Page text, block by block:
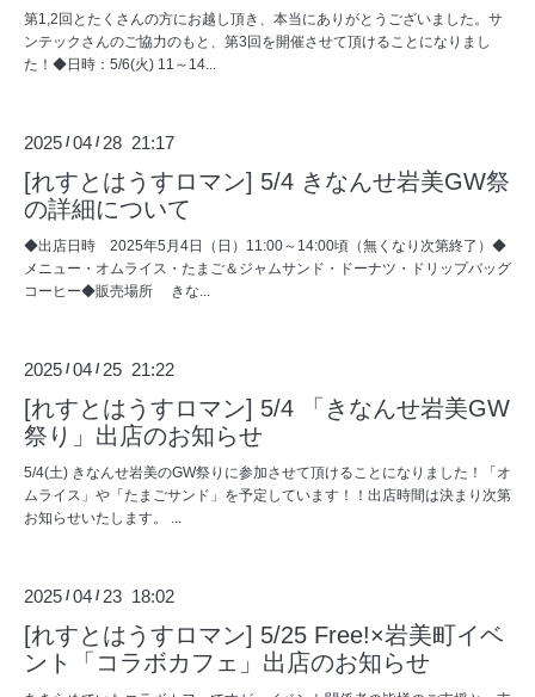
第1,2回とたくさんの方にお越し頂き、本当にありがとうございました。サ
ンテックさんのご協力のもと、第3回を開催させて頂けることになりまし
た！◆日時：5/6(火) 11～14...
2025 /04 / 28 21:17
[れすとはうすロマン] 5/4 きなんせ岩美GW祭
の詳細について
◆出店日時 2025年5月4日（日）11:00～14:00頃（無くなり次第終了）◆
メニュー・オムライス・たまご＆ジャムサンド・ドーナツ・ドリップバッグ
コーヒー◆販売場所 きな...
2025 /04 / 25 21:22
[れすとはうすロマン] 5/4 「きなんせ岩美GW
祭り」出店のお知らせ
5/4(土) きなんせ岩美のGW祭りに参加させて頂けることになりました！「オ
ムライス」や「たまごサンド」を予定しています！！出店時間は決まり次第
お知らせいたします。 ...
2025 /04 / 23 18:02
[れすとはうすロマン] 5/25 Free!×岩美町イベ
ント「コラボカフェ」出店のお知らせ